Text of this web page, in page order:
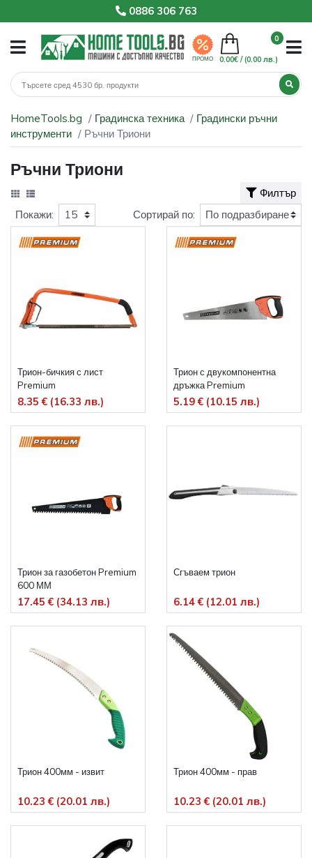
0886 306 763
ПРОМО
0
0.00€ /(0.00 лв.)
HomeTools.bg Градинска техника
Градински ръчни
инструменти
Ръчни Триони
Ръчни Триони
Филтър
Трион-бичкия с лист
Premium
8.35 € (16.33 лв.)
Трион с двукомпонентна
дръжка Premium
5.19 € (10.15 лв.)
Трион за газобетон Premium
600 ММ
17.45 € (34.13 лв.)
Сгъваем трион
6.14 € (12.01 лв.)
Трион 400мм - извит
10.23 € (20.01 лв.)
Трион 400мм - прав
10.23 € (20.01 лв.)
Покажи: Сортирай по: